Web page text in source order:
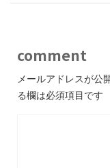
comment
メールアドレスが公
る欄は必須項目です